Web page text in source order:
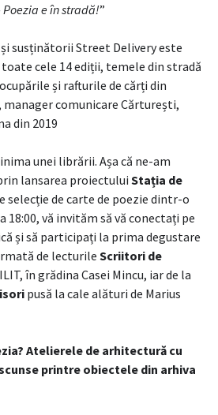
Poezia e în stradă!”
susținătorii Street Delivery este
cele 14 ediții, temele din stradă
și rafturile de cărți din
manager comunicare Cărturești,
din 2019
unei librării. Așa că ne-am
lansarea proiectuluiStația de
selecție de carte de poezie dintr-o
18:00, vă invităm să vă conectați pe
și să participați la prima degustare
de lecturile Scriitori de
în grădina Casei Mincu, iar de la
pusă la cale alături de Marius
Atelierele de arhitectură cu
printre obiectele din arhiva